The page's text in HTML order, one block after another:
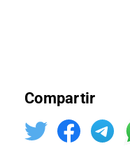
Compartir